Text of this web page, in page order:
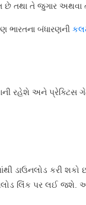
છે તથા તે જુગાર અથવા
ભારતના બંધારણની
રહેશે અને
કરી શકો
લિંક પર લઈ જશે.